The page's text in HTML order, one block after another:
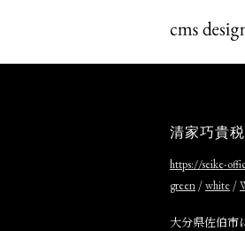
清家巧貴
https://seike-
green /white /
大分県佐伯市